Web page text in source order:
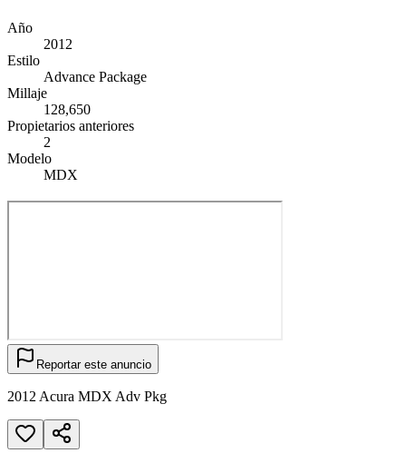
Año
2012
Estilo
Advance Package
Millaje
128,650
Propietarios anteriores
2
Modelo
MDX
Reportar este anuncio
2012 Acura MDX Adv Pkg